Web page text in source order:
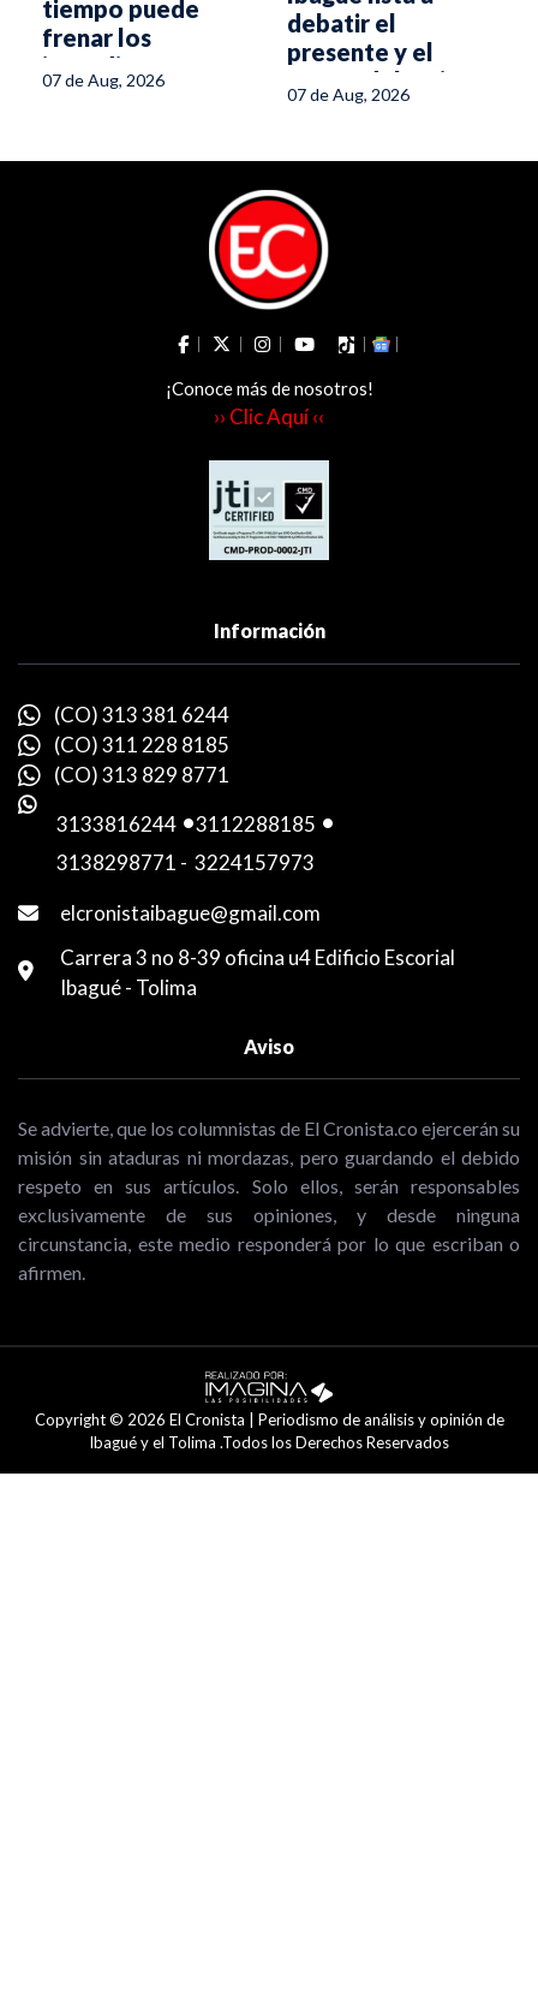
tiempo puede
frenar los
incendios
forestales en el
07 de Aug, 2026
debatir el
presente y el
futuro del turismo
en el Tolima
07 de Aug, 2026
¡Conoce más de nosotros!
›› Clic Aquí ‹‹
Información
(CO) 313 381 6244
(CO) 311 228 8185
(CO) 313 829 8771
3133816244 -3112288185 -
3138298771 - 3224157973
elcronistaibague@gmail.com
Carrera 3 no 8-39 oficina u4 Edificio Escorial
Ibagué - Tolima
Aviso
Se advierte, que los columnistas de El Cronista.co ejercerán su
misión sin ataduras ni mordazas, pero guardando el debido
respeto en sus artículos. Solo ellos, serán responsables
exclusivamente de sus opiniones, y desde ninguna
circunstancia, este medio responderá por lo que escriban o
afirmen.
Copyright © 2026 El Cronista | Periodismo de análisis y opinión de
Ibagué y el Tolima .Todos los Derechos Reservados